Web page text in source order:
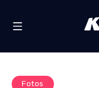
Fotos